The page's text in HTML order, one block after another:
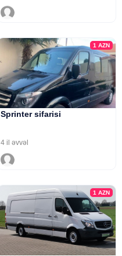
1 AZN
Sprinter sifarisi
4 il əvvəl
1 AZN